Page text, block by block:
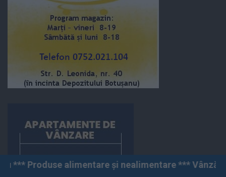
și nealimentare *** Vânzări angro și cu